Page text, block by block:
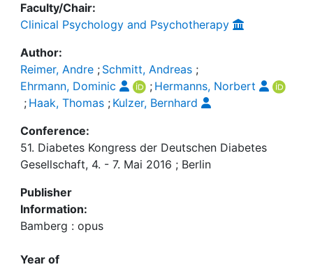
Faculty/Chair:
Clinical Psychology and Psychotherapy
Author:
Reimer, Andre ; Schmitt, Andreas ;
Ehrmann, Dominic
; Hermanns, Norbert
; Haak, Thomas ; Kulzer, Bernhard
Conference:
51. Diabetes Kongress der Deutschen Diabetes
Gesellschaft, 4. - 7. Mai 2016 ; Berlin
Publisher
Information:
Bamberg : opus
Year of